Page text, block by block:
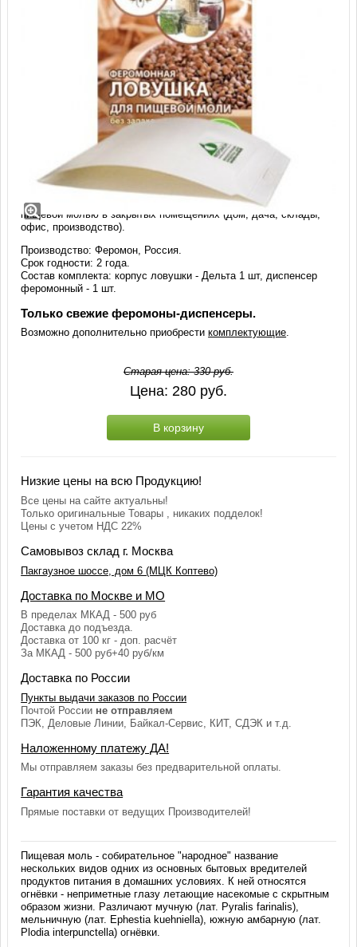
Ловушка феромонная для пищевой
моли (огневки)
Эффективное средство без вредных веществ для борьбы с
пищевой молью в закрытых помещениях (дом, дача, склады,
офис, производство).
Производство: Феромон, Россия.
Срок годности: 2 года.
Состав комплекта: корпус ловушки - Дельта 1 шт, диспенсер
феромонный - 1 шт.
Только свежие феромоны-диспенсеры.
Возможно дополнительно приобрестикомплектующие.
Старая цена:330руб.
Цена: 280 руб.
В корзину
Низкие цены на всю Продукцию!
Все цены на сайте актуальны!
Только оригинальные Товары , никаких подделок!
Цены с учетом НДС 22%
Самовывоз склад г. Москва
Пакгаузное шоссе, дом 6 (МЦК Коптево)
Доставка по Москве и МО
В пределах МКАД - 500 руб
Доставка до подъезда.
Доставка от 100 кг - доп. расчёт
За МКАД - 500 руб+40 руб/км
Доставка по России
Пункты выдачи заказов по России
Почтой России не отправляем
ПЭК, Деловые Линии, Байкал-Сервис, КИТ, СДЭК и т.д.
Наложенному платежу ДА!
Мы отправляем заказы без предварительной оплаты.
Гарантия качества
Прямые поставки от ведущих Производителей!
Пищевая моль - собирательное "народное" название
нескольких видов одних из основных бытовых вредителей
продуктов питания в домашних условиях. К ней относятся
огнёвки - неприметные глазу летающие насекомые с скрытным
образом жизни. Различают мучную (лат. Pyralis farinalis),
мельничную (лат. Ephestia kuehniella), южную амбарную (лат.
Plodia interpunctella) огнёвки.